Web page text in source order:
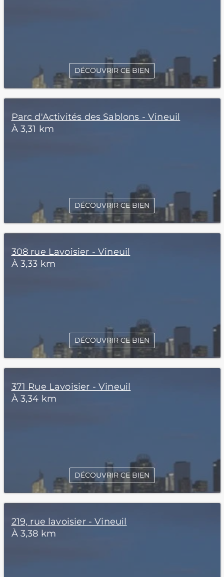
DÉCOUVRIR CE BIEN
Parc d'Activités des Sablons - Vineuil
À 3,31 km
DÉCOUVRIR CE BIEN
308 rue Lavoisier - Vineuil
À 3,33 km
DÉCOUVRIR CE BIEN
371 Rue Lavoisier - Vineuil
À 3,34 km
DÉCOUVRIR CE BIEN
219, rue lavoisier - Vineuil
À 3,38 km